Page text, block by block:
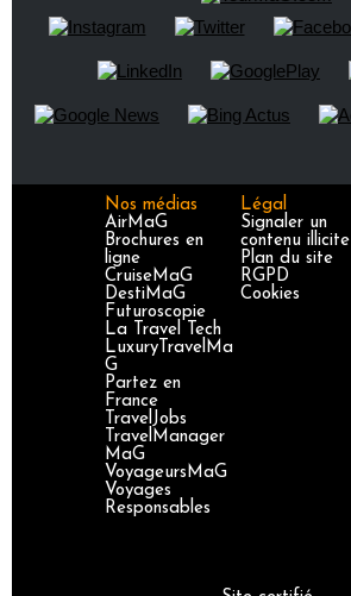
Nos médias
AirMaG
Brochures en
ligne
CruiseMaG
DestiMaG
Futuroscopie
La Travel Tech
LuxuryTravelMa
G
Partez en
France
TravelJobs
TravelManager
MaG
VoyageursMaG
Voyages
Responsables
Légal
Signaler un
contenu illicite
Plan du site
RGPD
Cookies